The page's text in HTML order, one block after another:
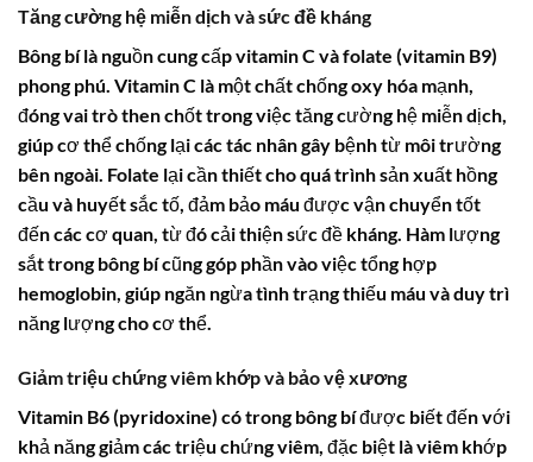
Tăng cường hệ miễn dịch và sức đề kháng
Bông bílà nguồn cung cấp vitamin C và folate (vitamin B9)
phong phú. Vitamin C là một chất chống oxy hóa mạnh,
đóng vai trò then chốt trong việc tăng cường hệ miễn dịch,
giúp cơ thể chống lại các tác nhân gây bệnh từ môi trường
bên ngoài. Folate lại cần thiết cho quá trình sản xuất hồng
cầu và huyết sắc tố, đảm bảo máu được vận chuyển tốt
đến các cơ quan, từ đó cải thiện sức đề kháng. Hàm lượng
sắt trongbông bícũng góp phần vào việc tổng hợp
hemoglobin, giúp ngăn ngừa tình trạng thiếu máu và duy trì
năng lượng cho cơ thể.
Giảm triệu chứng viêm khớp và bảo vệ xương
Vitamin B6 (pyridoxine) có trongbông bíđược biết đến với
khả năng giảm các triệu chứng viêm, đặc biệt là viêm khớp